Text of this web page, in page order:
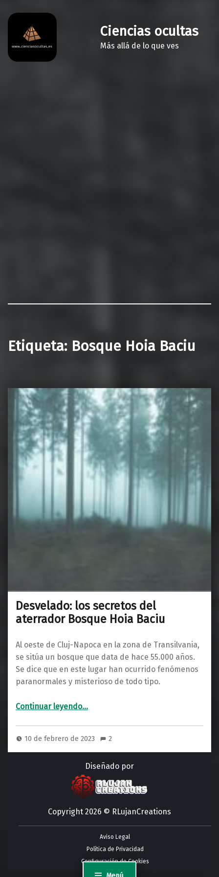
Ciencias ocultas
Más allá de lo que ves
Etiqueta: Bosque Hoia Baciu
Desvelado: los secretos del
aterrador Bosque Hoia Baciu
Al oeste de Cluj-Napoca en la zona de Transilvania,
se sitúa un bosque que data de hace 55.000 años.
Se dice que en este lugar han ocurrido fenómenos
paranormales y misterioso de todo tipo.
Continuar leyendo“Desvelado: los secretos del aterrador Bosque Hoia Baciu”
…
10 de febrero de 2023 2
Diseñado por
Copyright 2026 © RLujanCreations
Aviso Legal
Política de Privacidad
Configuración de Cookies